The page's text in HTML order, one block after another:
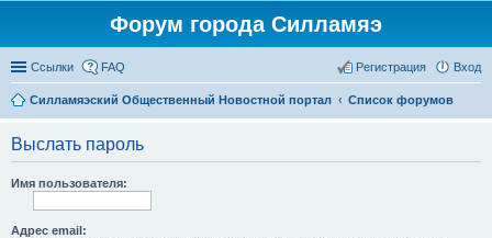
Форум города Силламяэ
Ссылки FAQ Вход
Регистрация
Силламяэский Общественный Новостной портал Список форумов
Выслать пароль
Имя пользователя:
Адрес email: